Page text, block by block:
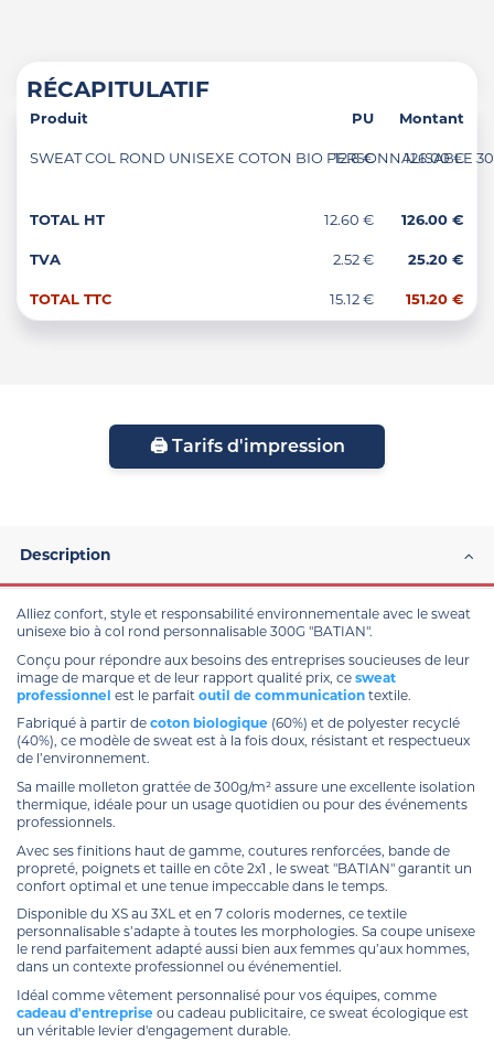
RÉCAPITULATIF
Produit PU Montant
SWEAT COL ROND UNISEXE COTON BIO PERSONNALISABLE
12.6 € 126.00 €
TOTAL HT 12.60 € 126.00 €
TVA 2.52 € 25.20 €
TOTAL TTC 15.12 € 151.20 €
🖨️ Tarifs d'impression
Description
Alliez confort, style et responsabilité environnementale avec le sweat
unisexe bio à col rond personnalisable 300G "BATIAN".
Conçu pour répondre aux besoins des entreprises soucieuses de leur
image de marque et de leur rapport qualité prix, ce sweat
professionnel est le parfait outil de communication textile.
Fabriqué à partir de coton biologique (60%) et de polyester recyclé
(40%), ce modèle de sweat est à la fois doux, résistant et respectueux
de l’environnement.
Sa maille molleton grattée de 300g/m² assure une excellente isolation
thermique, idéale pour un usage quotidien ou pour des événements
professionnels.
Avec ses finitions haut de gamme, coutures renforcées, bande de
propreté, poignets et taille en côte 2x1 , le sweat "BATIAN" garantit un
confort optimal et une tenue impeccable dans le temps.
Disponible du XS au 3XL et en 7 coloris modernes, ce textile
personnalisable s’adapte à toutes les morphologies. Sa coupe unisexe
le rend parfaitement adapté aussi bien aux femmes qu’aux hommes,
dans un contexte professionnel ou événementiel.
Idéal comme vêtement personnalisé pour vos équipes, comme
cadeau d'entreprise ou cadeau publicitaire, ce sweat écologique est
un véritable levier d'engagement durable.